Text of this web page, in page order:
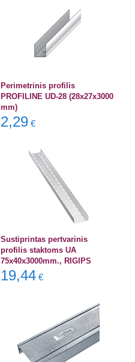
Perimetrinis profilis
PROFILINE UD-28 (28x27x3000
mm)
2,29 €
Sustiprintas pertvarinis
profilis staktoms UA
75x40x3000mm., RIGIPS
19,44 €